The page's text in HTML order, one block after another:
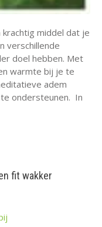
middel dat je
verschillende
doel hebben. Met
warmte bij je te
adem
ondersteunen. In
fit wakker